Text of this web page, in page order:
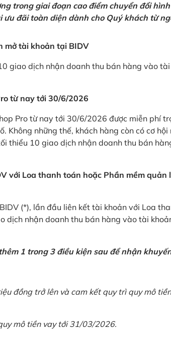
trong giai đoạn cao điểm chuyển đổi
đãi toàn diện dành cho Quý khách từ
mở tài khoản tại BIDV
giao dịch nhận doanh thu bán hàng vào
từ nay tới 30/6/2026
Pro từ nay tới 30/6/2026 được miễn phí
Không những thế, khách hàng còn có cơ hội
thiểu 10 giao dịch nhận doanh thu bán
với Loa thanh toán hoặc Phần mềm quản
(*), lần đầu liên kết tài khoản với Loa
dịch nhận doanh thu bán hàng vào tài
1 trong 3 điều kiện sau để nhận
đồng trở lên và cam kết quy trì quy mô
mô tiền vay tới 31/03/2026.